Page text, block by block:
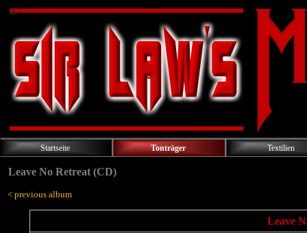
Startseite Tonträger Textilien
Leave No Retreat (CD)
< previous album
Leave